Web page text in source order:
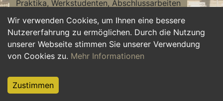
Wir verwenden Cookies, um Ihnen eine bessere
Nutzererfahrung zu ermöglichen. Durch die Nutzung
unserer Webseite stimmen Sie unserer Verwendung
von Cookies zu. Mehr Informationen
Zustimmen
Praktika, Werkstudenten, Abschlussarbeiten
Personalwesen Assistenz, Sekretariat
Hilfskräfte, Aushilfs- und Nebenjobs
Weiterbildung, Studium, duale Ausbildung